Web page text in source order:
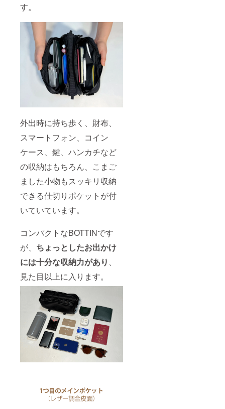
す。
外出時に持ち歩く、財布、
スマートフォン、コイン
ケース、鍵、ハンカチなど
の収納はもちろん、こまご
ました小物もスッキリ収納
できる仕切りポケットが付
いていています。
コンパクトなBOTTINです
が、 ちょっとしたお出かけ
には十分な収納力があり 、
見た目以上に入ります。